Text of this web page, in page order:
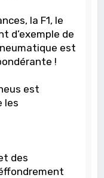
la F1, le
d’exemple de
est
!
est
les
des